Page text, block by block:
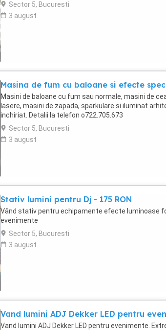
Sector 5, Bucuresti
3 august
Masina de fum cu baloane si efecte
Masini de baloane cu fum sau normale, masini de
lasere, masini de zapada, sparkulare si iluminat
inchiriat. Detalii la telefon o722.705.673
Sector 5, Bucuresti
3 august
Stativ lumini pentru Dj - 175 RON
Vând stativ pentru echipamente efecte luminoase
evenimente
Sector 5, Bucuresti
3 august
Vand lumini ADJ Dekker LED pentru
Vand lumini ADJ Dekker LED pentru evenimente.